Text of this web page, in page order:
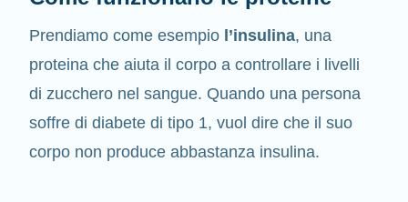
Prendiamo come esempio l’insulina, una
proteina che aiuta il corpo a controllare i livelli
di zucchero nel sangue. Quando una persona
soffre di diabete di tipo 1, vuol dire che il suo
corpo non produce abbastanza insulina.